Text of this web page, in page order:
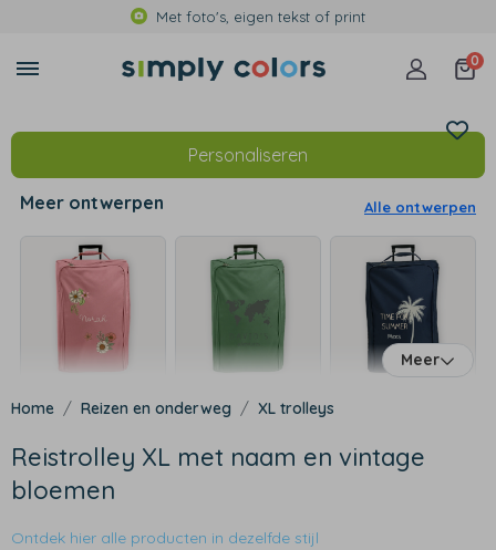
Met foto's, eigen tekst of print
0
Personaliseren
Meer ontwerpen Alle ontwerpen
Meer
Reizen en onderweg XL trolleys
Reistrolley XL met naam en vintage
bloemen
Ontdek hier alle producten in dezelfde stijl